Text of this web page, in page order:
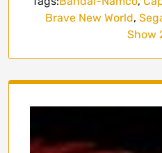
Brave New World,
Show